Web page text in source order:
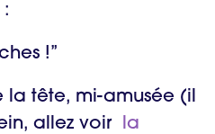
!”
tête, mi-amusée (il
allez voir
la